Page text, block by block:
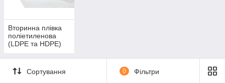
Вторинна плівка
поліетиленова
(LDPE та HDPE)
Сортування 0 Фільтри